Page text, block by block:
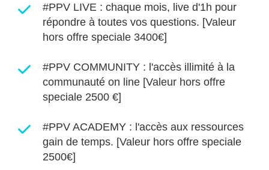
#PPV LIVE : chaque mois, live d'1h pour
répondre à toutes vos questions. [Valeur
hors offre speciale 3400€]
#PPV COMMUNITY : l'accès illimité à la
communauté on line [Valeur hors offre
speciale 2500 €]
#PPV ACADEMY : l'accès aux ressources
gain de temps. [Valeur hors offre speciale
2500€]